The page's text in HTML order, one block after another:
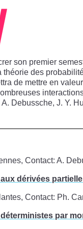
son premier
des
de mettre en
Debussche, J. Y.
Contact: A.
dérivées
Contact: Ph.
par